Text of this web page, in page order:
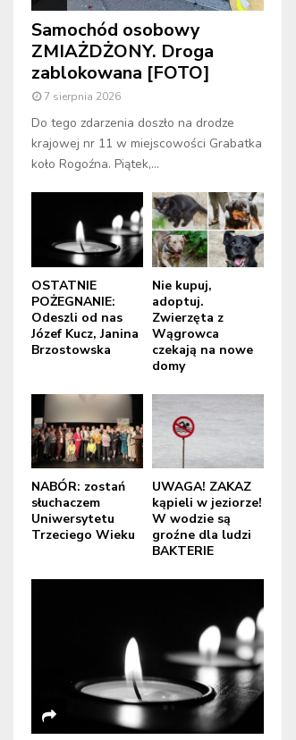
Samochód osobowy
ZMIAŻDŻONY. Droga
zablokowana [FOTO]
7 sierpnia 2026
Do tego zdarzenia doszło na drodze
krajowej nr 11 w miejscowości Grabatka
koło Rogoźna. Piątek,...
OSTATNIE
POŻEGNANIE:
Odeszli od nas
Józef Kucz, Janina
Brzostowska
Nie kupuj,
adoptuj.
Zwierzęta z
Wągrowca
czekają na nowe
domy
NABÓR: zostań
słuchaczem
Uniwersytetu
Trzeciego Wieku
UWAGA! ZAKAZ
kąpieli w jeziorze!
W wodzie są
groźne dla ludzi
BAKTERIE